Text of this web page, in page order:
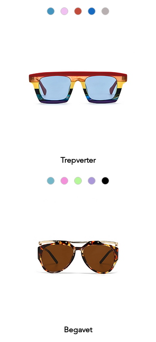
Trepverter
Begavet